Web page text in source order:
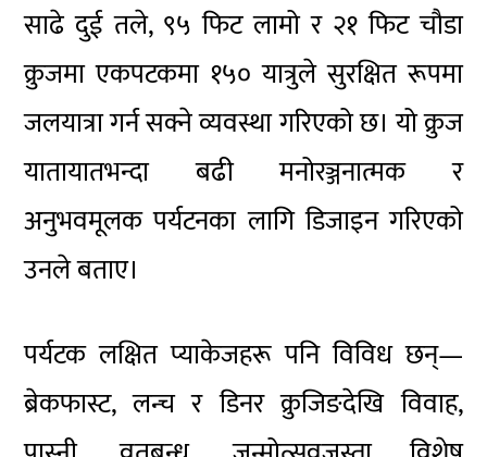
साढे दुई तले, ९५ फिट लामो र २१ फिट चौडा
क्रुजमा एकपटकमा १५० यात्रुले सुरक्षित रूपमा
जलयात्रा गर्न सक्ने व्यवस्था गरिएको छ। यो क्रुज
यातायातभन्दा बढी मनोरञ्जनात्मक र
अनुभवमूलक पर्यटनका लागि डिजाइन गरिएको
उनले बताए।
पर्यटक लक्षित प्याकेजहरू पनि विविध छन्—
ब्रेकफास्ट, लन्च र डिनर क्रुजिङदेखि विवाह,